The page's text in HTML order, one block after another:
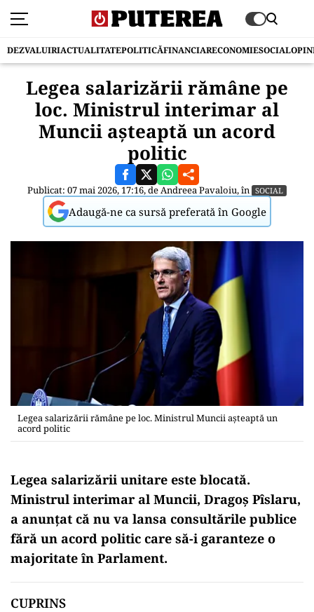
DEZVALUIRIACTUALITATEPOLITICĂFINANCIARECONOMIESOCIAL
Legea salarizării rămâne pe
loc. Ministrul interimar al
Muncii așteaptă un acord
politic
Publicat: 07 mai 2026, 17:16, deAndreea Pavaloiu, în SOCIAL
Adaugă-ne ca sursă preferată în Google
Legea salarizării rămâne pe loc. Ministrul Muncii așteaptă un
acord politic
Legea salarizării unitare este blocată.
Ministrul interimar al Muncii, Dragoș Pîslaru,
a anunțat că nu va lansa consultările publice
fără un acord politic care să-i garanteze o
majoritate în Parlament.
CUPRINS